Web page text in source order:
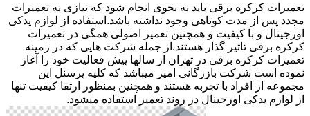
تعمیرات کرکره برقی باید به نحوی انجام شود که نیازی به تعمیرات
مجدد پس از مدت کوتاهی وجود نداشته باشد.استفاده از لوازم یدکی
اورجینال و با کیفیت و همچنین تعمیر اصولی همگی در تعمیرات
کرکره برقی تاثیر گذار هستند.از جمله شرکت هایی که در زمینه
تعمیرات کرکره برقی در تهران از سالها پیش فعالیت خود را آغاز
نموده است شرکت بازرگانی امیر میباشد که کلیه پرسنل این
مجموعه از افراد با تجربه هستند و همچنین بمنظور ارتقا کیفیت تنها
از لوازم یدکی اورجینال در روند تعمیر استفاده میشود.